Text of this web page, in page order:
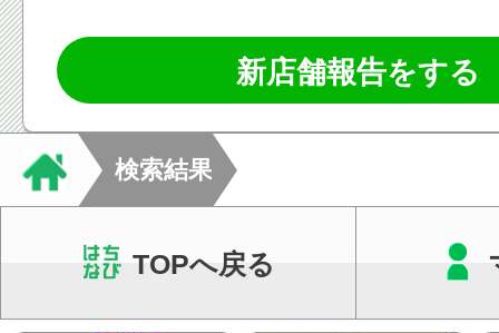
新店舗報告をする
検索結果
TOPへ戻る